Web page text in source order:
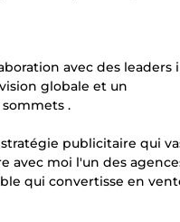
avec des leaders
globale et un
.
publicitaire qui
avec moi l'un des
qui convertisse en